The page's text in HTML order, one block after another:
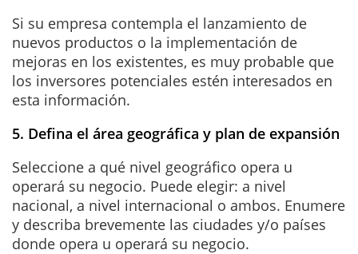
Si su empresa contempla el lanzamiento de
nuevos productos o la implementación de
mejoras en los existentes, es muy probable que
los inversores potenciales estén interesados en
esta información.
5. Defina el área geográfica y plan de expansión
Seleccione a qué nivel geográfico opera u
operará su negocio. Puede elegir: a nivel
nacional, a nivel internacional o ambos. Enumere
y describa brevemente las ciudades y/o países
donde opera u operará su negocio.